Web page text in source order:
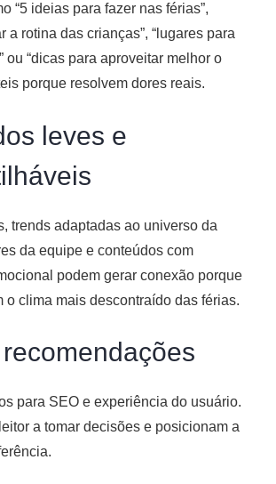
“5 ideias para fazer nas férias”,
a rotina das crianças”, “lugares para
ou “dicas para aproveitar melhor o
porque resolvem dores reais.
leves e
trends adaptadas ao universo da
da equipe e conteúdos com
podem gerar conexão porque
o clima mais descontraído das férias.
para SEO e experiência do usuário.
a tomar decisões e posicionam a